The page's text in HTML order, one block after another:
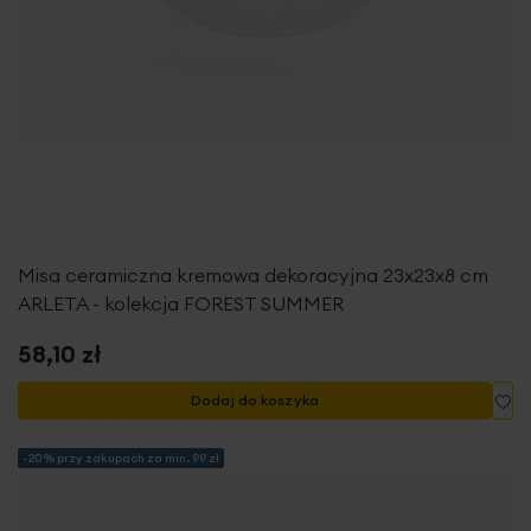
Misa ceramiczna kremowa dekoracyjna 23x23x8 cm
ARLETA - kolekcja FOREST SUMMER
58,10 zł
Dodaj do koszyka
-20% przy zakupach za min. 99 zł